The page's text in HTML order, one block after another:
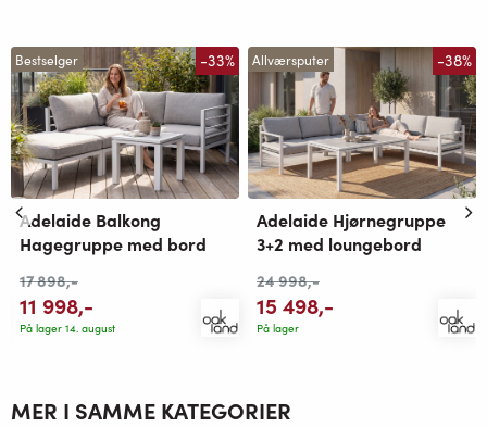
Bestselger -33%
Adelaide Balkong
Hagegruppe med bord
17 898,-
11 998,-
På lager 14. august
Allværsputer -38%
Adelaide Hjørnegruppe
3+2 med loungebord
24 998,-
15 498,-
På lager
MER I SAMME KATEGORIER